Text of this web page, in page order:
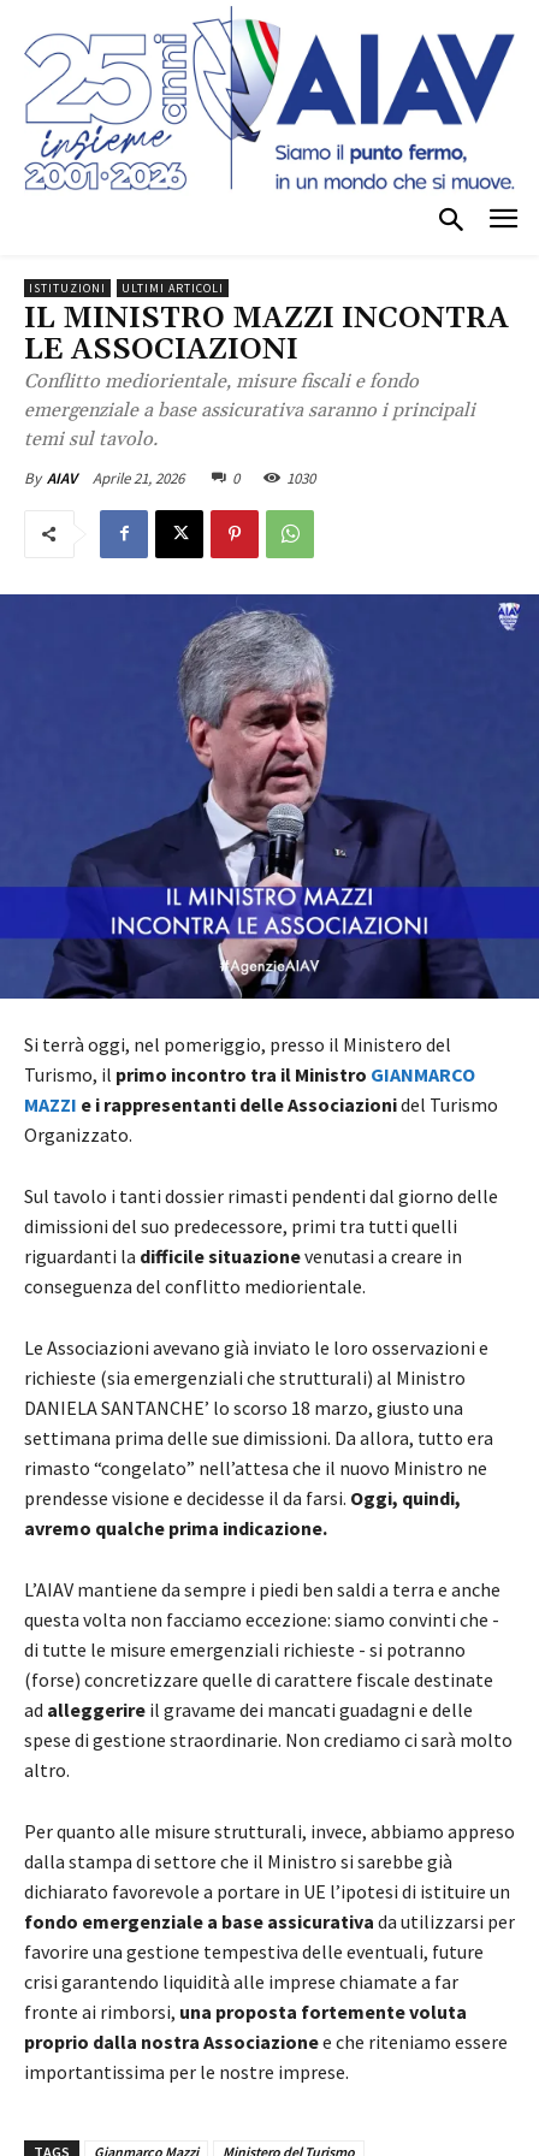
ISTITUZIONI ULTIMI ARTICOLI
IL MINISTRO MAZZI INCONTRA
LE ASSOCIAZIONI
Conflitto mediorientale, misure fiscali e fondo
emergenziale a base assicurativa saranno i principali
temi sul tavolo.
By AIAV Aprile 21, 2026 0 1030
Si terrà oggi, nel pomeriggio, presso il Ministero del
Turismo, il primo incontro tra il Ministro GIANMARCO
MAZZI e i rappresentanti delle Associazionidel Turismo
Organizzato.
Sul tavolo i tanti dossier rimasti pendenti dal giorno delle
dimissioni del suo predecessore, primi tra tutti quelli
riguardanti la difficile situazionevenutasi a creare in
conseguenza del conflitto mediorientale.
Le Associazioni avevano già inviato le loro osservazioni e
richieste (sia emergenziali che strutturali) al Ministro
DANIELA SANTANCHE’ lo scorso 18 marzo, giusto una
settimana prima delle sue dimissioni. Da allora, tutto era
rimasto “congelato” nell’attesa che il nuovo Ministro ne
prendesse visione e decidesse il da farsi. Oggi, quindi,
avremo qualche prima indicazione.
L’AIAV mantiene da sempre i piedi ben saldi a terra e anche
questa volta non facciamo eccezione: siamo convinti che -
di tutte le misure emergenziali richieste - si potranno
(forse) concretizzare quelle di carattere fiscale destinate
ad alleggerire il gravame dei mancati guadagni e delle
spese di gestione straordinarie. Non crediamo ci sarà molto
altro.
Per quanto alle misure strutturali, invece, abbiamo appreso
dalla stampa di settore che il Ministro si sarebbe già
dichiarato favorevole a portare in UE l’ipotesi di istituire un
fondo emergenziale a base assicurativa da utilizzarsi per
favorire una gestione tempestiva delle eventuali, future
crisi garantendo liquidità alle imprese chiamate a far
fronte ai rimborsi, una proposta fortemente voluta
proprio dalla nostra Associazionee che riteniamo essere
importantissima per le nostre imprese.
TAGS Gianmarco Mazzi Ministero del Turismo